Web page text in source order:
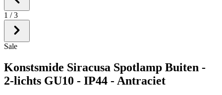
1 / 3
Sale
Konstsmide Siracusa Spotlamp Buiten -
2-lichts GU10 - IP44 - Antraciet